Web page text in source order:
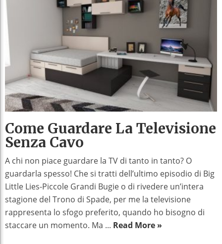
Come Guardare La Televisione
Senza Cavo
A chi non piace guardare la TV di tanto in tanto? O
guardarla spesso! Che si tratti dell’ultimo episodio di Big
Little Lies-Piccole Grandi Bugie o di rivedere un’intera
stagione del Trono di Spade, per me la televisione
rappresenta lo sfogo preferito, quando ho bisogno di
staccare un momento. Ma ... Read More »